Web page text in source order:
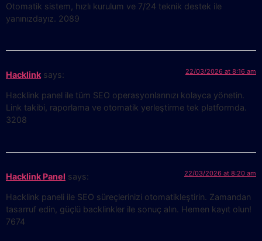
Otomatik sistem, hızlı kurulum ve 7/24 teknik destek ile
yanınızdayız. 2089
Hacklink says: 22/03/2026 at 8:16 am
Hacklink panel ile tüm SEO operasyonlarınızı kolayca yönetin.
Link takibi, raporlama ve otomatik yerleştirme tek platformda.
3208
Hacklink Panel says: 22/03/2026 at 8:20 am
Hacklink paneli ile SEO süreçlerinizi otomatikleştirin. Zamandan
tasarruf edin, güçlü backlinkler ile sonuç alın. Hemen kayıt olun!
7674